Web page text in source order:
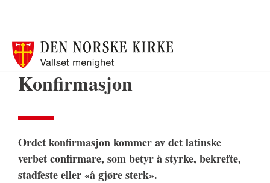
Konfirmasjon
Ordet konfirmasjon kommer av det latinske
verbet confirmare, som betyr å styrke, bekrefte,
stadfeste eller «å gjøre sterk».